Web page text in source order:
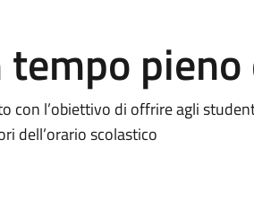
tempo
con l’obiettivo di offrire agli
dell’orario scolastico